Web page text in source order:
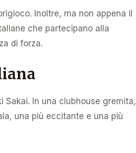
Inoltre, ma non appena il
che partecipano alla
di forza.
Sakai. In una clubhouse gremita,
una più eccitante e una più